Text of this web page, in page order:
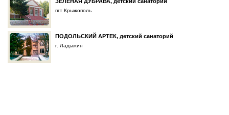
пгт Крыжополь
ПОДОЛЬСКИЙ АРТЕК, детский санаторий
г. Ладыжин